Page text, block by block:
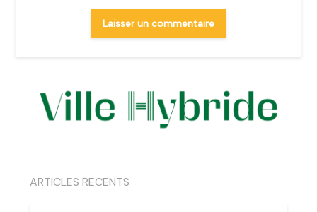
ARTICLES RECENTS